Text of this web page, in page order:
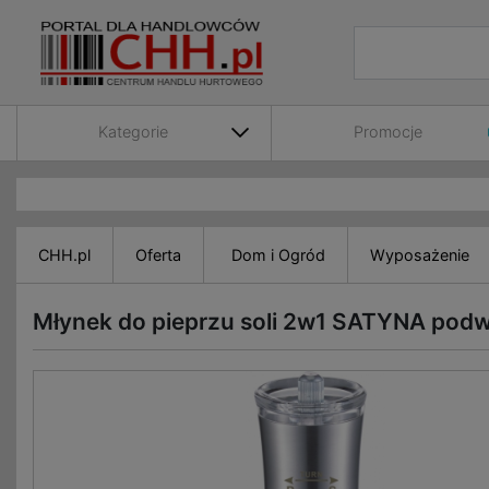
Kategorie Promocje
CHH.pl Oferta Dom i Ogród Wyposażenie
Młynek do pieprzu soli 2w1 SATYNA